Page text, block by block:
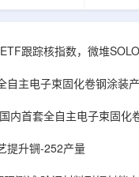
已获得豁免
公告。随公
，涉及山
、安徽、河
盖...
地质研
内油气
验、智
析等成
气盆地
跟踪核指数，微堆
自主电子束固化卷钢涂装
内首套全自主电子束固化
提升锎-252产量